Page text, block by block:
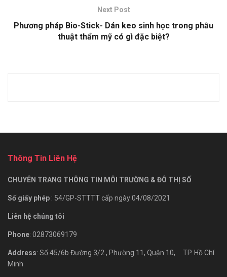
Next Post
Phương pháp Bio-Stick- Dán keo sinh học trong phẫu
thuật thẩm mỹ có gì đặc biệt?
Thông Tin Liên Hệ
CHUYÊN TRANG THÔNG TIN MÔI TRƯỜNG & ĐÔ THỊ SỐ
Số giấy phép : 54/GP-STTTT cấp ngày 04/08/2021
Liên hệ chúng tôi
Phone: 02873069179
Address: Số 45/6b Đường 3/2., Phường 11, Quận 10, TP. Hồ Chí
Minh